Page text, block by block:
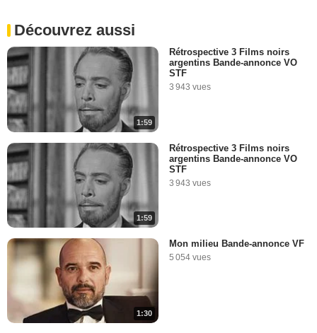
Découvrez aussi
1:59
Rétrospective 3 Films noirs
argentins Bande-annonce VO
STF
3 943 vues
1:59
Rétrospective 3 Films noirs
argentins Bande-annonce VO
STF
3 943 vues
1:30
Mon milieu Bande-annonce VF
5 054 vues